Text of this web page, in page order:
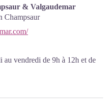
& Valgaudemar
Champsaur
vendredi de 9h à 12h et de